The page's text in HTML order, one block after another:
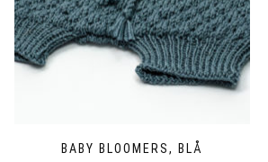
BABY BLOOMERS, BLÅ